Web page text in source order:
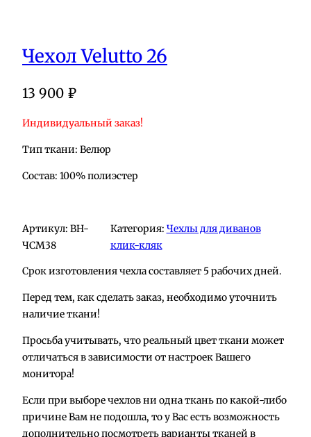
Чехол Velutto 26
13 900 ₽
Индивидуальный заказ!
Тип ткани: Велюр
Состав: 100% полиэстер
Артикул: BH-
ЧСМ38
Категория: Чехлы для диванов
клик-кляк
Срок изготовления чехла составляет 5 рабочих дней.
Перед тем, как сделать заказ, необходимо уточнить
наличие ткани!
Просьба учитывать, что реальный цвет ткани может
отличаться в зависимости от настроек Вашего
монитора!
Если при выборе чехлов ни одна ткань по какой-либо
причине Вам не подошла, то у Вас есть возможность
дополнительно посмотреть варианты тканей в